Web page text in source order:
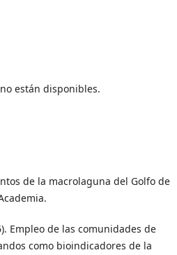
están disponibles.
de la macrolaguna del Golfo de
Empleo de las comunidades de
como bioindicadores de la